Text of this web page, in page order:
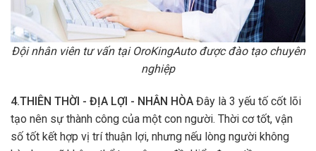
Đội nhân viên tư vấn tại OroKingAuto được đào tạo chuyên
nghiệp
4.THIÊN THỜI - ĐỊA LỢI - NHÂN HÒA Đây là 3 yếu tố cốt lõi
tạo nên sự thành công của một con người. Thời cơ tốt, vận
số tốt kết hợp vị trí thuận lợi, nhưng nếu lòng người không